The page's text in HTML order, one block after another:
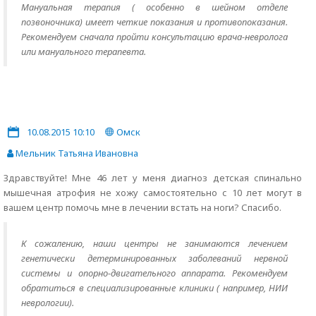
Мануальная терапия ( особенно в шейном отделе
позвоночника) имеет четкие показания и противопоказания.
Рекомендуем сначала пройти консультацию врача-невролога
или мануального терапевта.
10.08.2015 10:10
Омск
Мельник Татьяна Ивановна
Здравствуйте! Мне 46 лет у меня диагноз детская спинально
мышечная атрофия не хожу самостоятельно с 10 лет могут в
вашем центр помочь мне в лечении встать на ноги? Спасибо.
К сожалению, наши центры не занимаются лечением
генетически детерминированных заболеваний нервной
системы и опорно-двигательного аппарата. Рекомендуем
обратиться в специализированные клиники ( например, НИИ
неврологии).